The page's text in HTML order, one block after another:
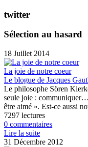
twitter
Sélection au hasard
18 Juillet 2014
La joie de notre coeur
Le blogue de Jacques
Le philosophe Sören
seule joie :
être aimé ». Est-ce aussi
7297 lectures
0 commentaires
Lire la suite
31 Décembre 2012